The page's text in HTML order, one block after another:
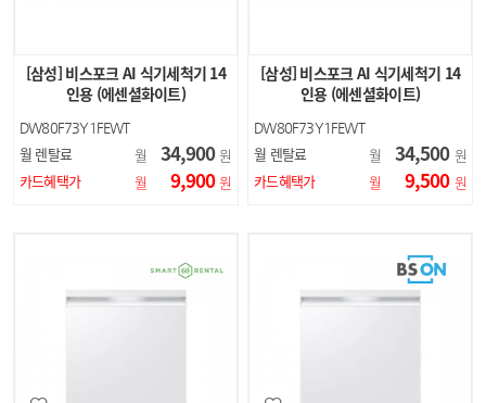
[삼성] 비스포크 AI 식기세척기 14
인용 (에센셜화이트)
DW80F73Y1FEWT
월 렌탈료 월 34,900 원
카드혜택가
월 9,900 원
[삼성] 비스포크 AI 식기세척기 14
인용 (에센셜화이트)
DW80F73Y1FEWT
월 렌탈료 월 34,500 원
카드혜택가
월 9,500 원